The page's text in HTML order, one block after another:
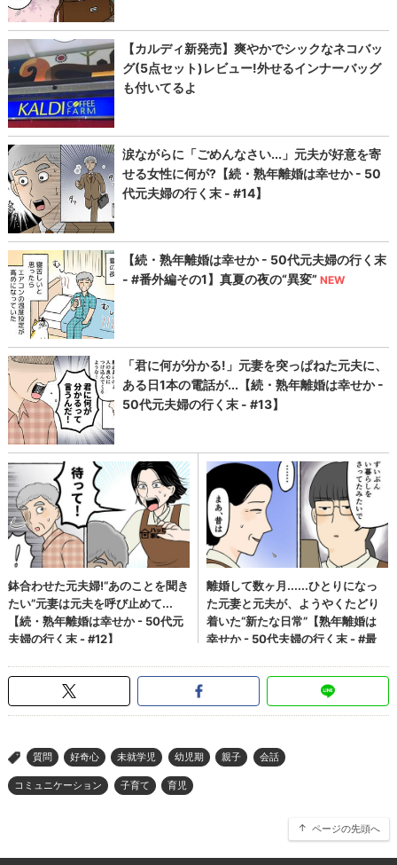
> 質問 好奇心 未就学児 幼児期 親子 会話
コミュニケーション 子育て 育児
ページの先頭へ